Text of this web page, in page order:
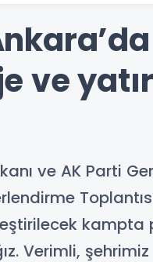
ve
ve AK Parti
kampta
Verimli,